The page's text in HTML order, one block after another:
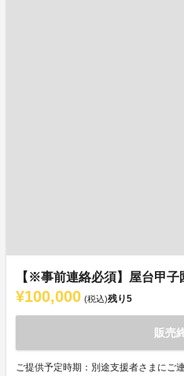
【※事前連絡必須】屋台甲子
¥100,000 (税込)残り5
販売
ご提供予定時期：別途支援者さまにご